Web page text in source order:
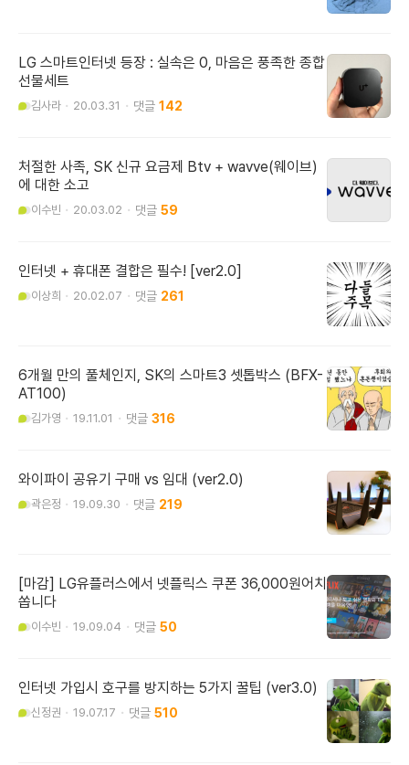
LG 스마트인터넷 등장 : 실속은 0, 마음은 풍족한 종합
선물세트
김사라 20.03.31 142
처절한 사족, SK 신규 요금제 Btv + wavve(웨이브)
에 대한 소고
이수빈 20.03.02 59
인터넷 + 휴대폰 결합은 필수! [ver2.0]
이상희 20.02.07 261
6개월 만의 풀체인지, SK의 스마트3 셋톱박스 (BFX-
AT100)
김가영 19.11.01 316
와이파이 공유기 구매 vs 임대 (ver2.0)
곽은정 19.09.30 219
[마감] LG유플러스에서 넷플릭스 쿠폰 36,000원어치
쏩니다
이수빈 19.09.04 50
인터넷 가입시 호구를 방지하는 5가지 꿀팁 (ver3.0)
신정권 19.07.17 510